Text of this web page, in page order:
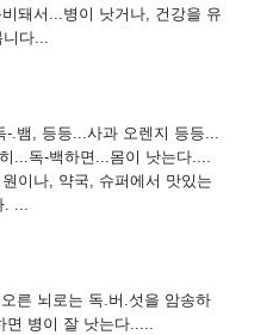
돼서...병이 낫거나, 건강을 유
다...
-.뱀, 등등...사과 오렌지 등등...
...독-백하면...몸이 낫는다....
이나, 약국, 슈퍼에서 맛있는
. ...
른 뇌로는 독.버.섯을 암송하
면 병이 잘 낫는다.....